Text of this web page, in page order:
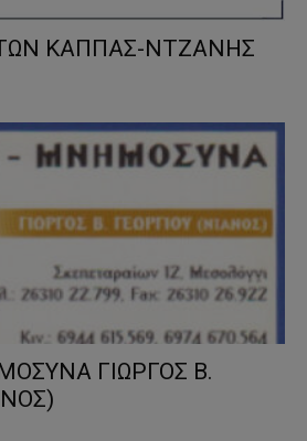
ΚΑΠΠΑΣ-ΝΤΖΑΝΗΣ
ΓΙΩΡΓΟΣ Β.